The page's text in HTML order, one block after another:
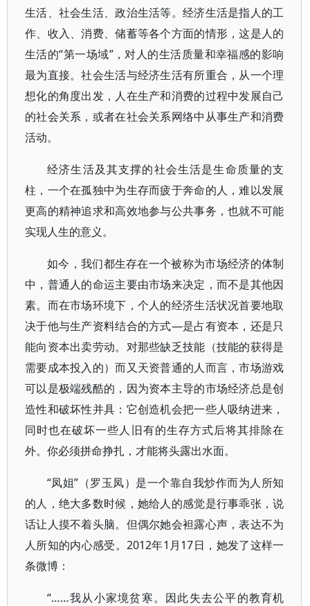
生活、社会生活、政治生活等。经济生活是指人的工
作、收入、消费、储蓄等各个方面的情形，这是人的
生活的“第一场域”，对人的生活质量和幸福感的影响
最为直接。社会生活与经济生活有所重合，从一个理
想化的角度出发，人在生产和消费的过程中发展自己
的社会关系，或者在社会关系网络中从事生产和消费
活动。
经济生活及其支撑的社会生活是生命质量的支
柱，一个在孤独中为生存而疲于奔命的人，难以发展
更高的精神追求和高效地参与公共事务，也就不可能
实现人生的意义。
如今，我们都生存在一个被称为市场经济的体制
中，普通人的命运主要由市场来决定，而不是其他因
素。而在市场环境下，个人的经济生活状况首要地取
决于他与生产资料结合的方式—是占有资本，还是只
能向资本出卖劳动。对那些缺乏技能（技能的获得是
需要成本投入的）而又天资普通的人而言，市场游戏
可以是极端残酷的，因为资本主导的市场经济总是创
造性和破坏性并具：它创造机会把一些人吸纳进来，
同时也在破坏一些人旧有的生存方式后将其排除在
外。你必须拼命挣扎，才能将头露出水面。
“凤姐”（罗玉凤）是一个靠自我炒作而为人所知
的人，绝大多数时候，她给人的感觉是行事乖张，说
话让人摸不着头脑。但偶尔她会袒露心声，表达不为
人所知的内心感受。2012年1月17日，她发了这样一
条微博：
“……我从小家境贫寒。因此失去公平的教育机